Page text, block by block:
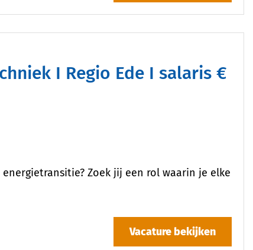
Zoek jij een rol waarin je elke
Vacature bekijken